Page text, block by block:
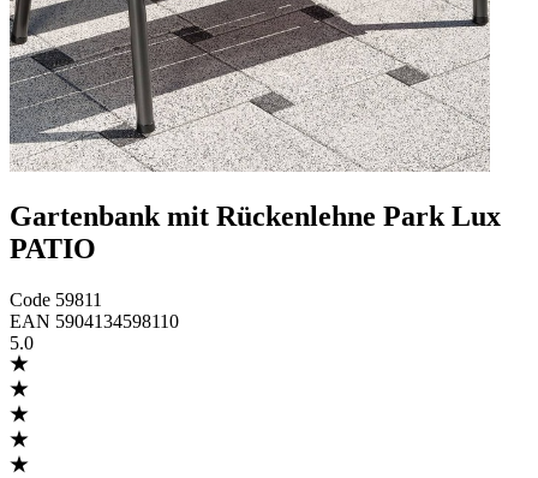
Gartenbank mit Rückenlehne Park Lux
PATIO
Code 59811
EAN 5904134598110
5.0